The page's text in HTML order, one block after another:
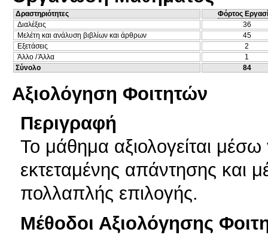
Δραστηριότητες
Φόρτος
Διαλέξεις
36
Μελέτη και ανάλυση βιβλίων και άρθρων
45
Εξετάσεις
2
Άλλο / Άλλα
1
Σύνολο
84
Αξιολόγηση Φοιτητών
Περιγραφή
Το μάθημα αξιολογείται
εκτεταμένης απάντησης και
πολλαπλής επιλογής.
Μέθοδοι Αξιολόγησης